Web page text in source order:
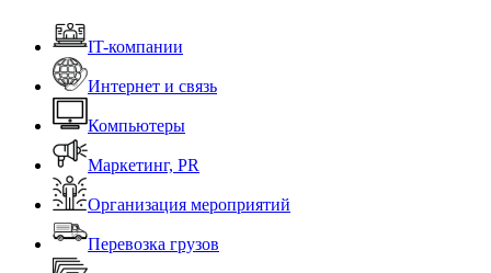
IT-компании
Интернет и связь
Компьютеры
Маркетинг, PR
Организация мероприятий
Перевозка грузов